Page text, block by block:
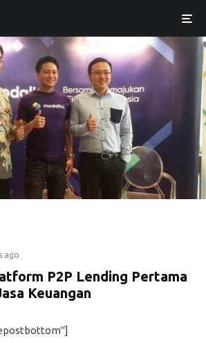
ago
P2P Lending Pertama
Keuangan